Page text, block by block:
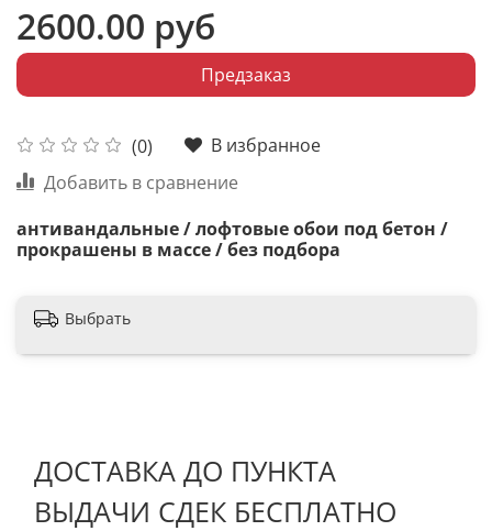
(0)
В избранное
Добавить в сравнение
2600.00 руб
Предзаказ
антивандальные / лофтовые обои под бетон /
прокрашены в массе / без подбора
Выбрать
ДОСТАВКА ДО ПУНКТА
ВЫДАЧИ СДЕК БЕСПЛАТНО